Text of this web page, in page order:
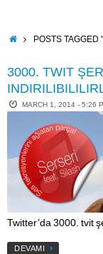
contentHOMEPOSTS
3000. TWIT
MARCH 1, 2014 - 5:26
Twitter’da 3000. tvit
DEVAMI